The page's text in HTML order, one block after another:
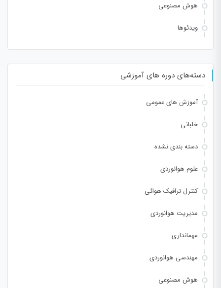
هوش مصنوعی
ویدئوها
دسته‌های دوره های آموزشی
آموزش های عمومی
خلبانی
دسته بندی نشده
علوم هوانوردی
کنترل ترافیک هوائی
مدیریت هوانوردی
مهمانداری
مهندسی هوانوردی
هوش مصنوعی